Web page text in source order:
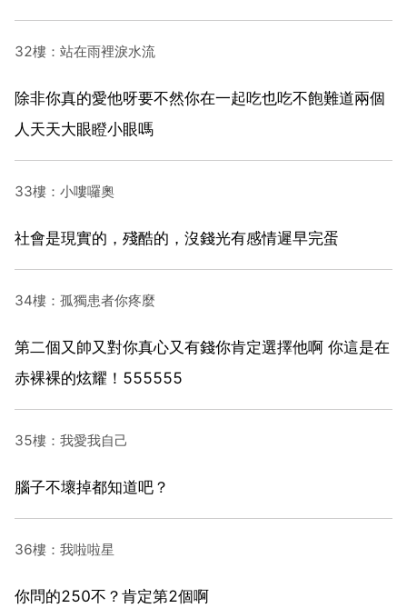
32樓：站在雨裡淚水流
除非你真的愛他呀要不然你在一起吃也吃不飽難道兩個
人天天大眼瞪小眼嗎
33樓：小嘍囉奧
社會是現實的，殘酷的，沒錢光有感情遲早完蛋
34樓：孤獨患者你疼麼
第二個又帥又對你真心又有錢你肯定選擇他啊 你這是在
赤裸裸的炫耀！555555
35樓：我愛我自己
腦子不壞掉都知道吧？
36樓：我啦啦星
你問的250不？肯定第2個啊